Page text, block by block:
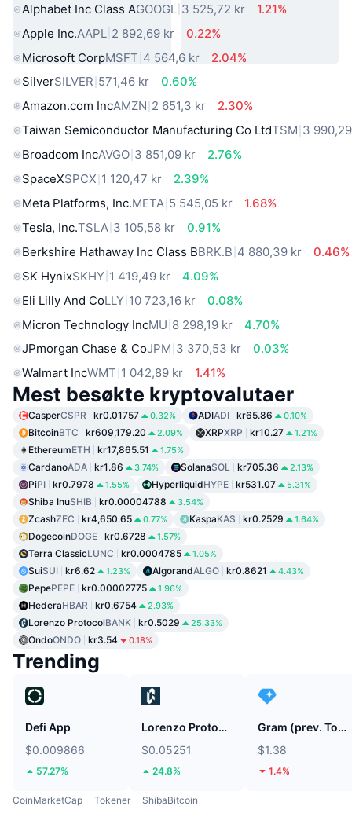
Alphabet Inc Class AGOOGL 3 525,72 kr
1.21%
Apple Inc.AAPL 2 892,69 kr
0.22%
Microsoft CorpMSFT 4 564,6 kr
2.04%
SilverSILVER 571,46 kr
0.60%
Amazon.com IncAMZN 2 651,3 kr
2.30%
Taiwan Semiconductor Manufacturing Co LtdTSM 3
Broadcom IncAVGO 3 851,09 kr
2.76%
SpaceXSPCX 1 120,47 kr
2.39%
Meta Platforms, Inc.META 5 545,05 kr
1.68%
Tesla, Inc.TSLA 3 105,58 kr
0.91%
Berkshire Hathaway Inc Class BBRK.B 4 880,39 kr
0.46%
SK HynixSKHY 1 419,49 kr
4.09%
Eli Lilly And CoLLY 10 723,16 kr
0.08%
Micron Technology IncMU 8 298,19 kr
4.70%
JPmorgan Chase & CoJPM 3 370,53 kr
0.03%
Walmart IncWMT 1 042,89 kr 1.41%
Mest besøkte kryptovalutaer
CasperCSPR kr0.01757 0.32% ADIADI kr65.86 0.10%
BitcoinBTC kr609,179.20 2.09% XRPXRP kr10.27 1.21%
EthereumETH kr17,865.51 1.75%
CardanoADA kr1.86 3.74% SolanaSOL kr705.36 2.13%
PiPI kr0.7978 1.55% HyperliquidHYPE kr531.07 5.31%
Shiba InuSHIB kr0.00004788 3.54%
ZcashZEC kr4,650.65 0.77% KaspaKAS kr0.2529 1.64%
DogecoinDOGE kr0.6728 1.57%
Terra ClassicLUNC kr0.0004785 1.05%
SuiSUI kr6.62 1.23% AlgorandALGO kr0.8621 4.43%
PepePEPE kr0.00002775 1.96%
HederaHBAR kr0.6754 2.93%
Lorenzo ProtocolBANK kr0.5029 25.33%
OndoONDO kr3.54 0.18%
Trending
Defi App
$0.009866
57.27%
Lorenzo Protocol
$0.05251
24.8%
Gram (prev. Toncoin)
$1.38
1.4%
CoinMarketCap Tokener ShibaBitcoin